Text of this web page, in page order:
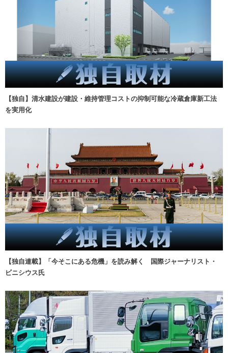
【独自】清水建設が建設・維持管理コストの抑制可能な冷蔵倉庫新工法
を実用化
【独自連載】「今そこにある危機」を読み解く 国際ジャーナリスト・
ビニシウス氏